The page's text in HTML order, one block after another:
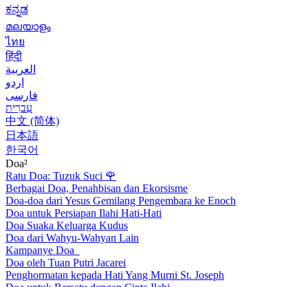
ಕನ್ನಡ
മലയാളം
ไทย
हिंदी
العربية
اردو
فارسی
עִברִית
中文 (简体)
日本語
한국어
Doa²
Ratu Doa: Tuzuk Suci 🌹
Berbagai Doa, Penahbisan dan Ekorsisme
Doa-doa dari Yesus Gemilang Pengembara ke Enoch
Doa untuk Persiapan Ilahi Hati-Hati
Doa Suaka Keluarga Kudus
Doa dari Wahyu-Wahyan Lain
Kampanye Doa
Doa oleh Tuan Putri Jacarei
Penghormatan kepada Hati Yang Murni St. Joseph